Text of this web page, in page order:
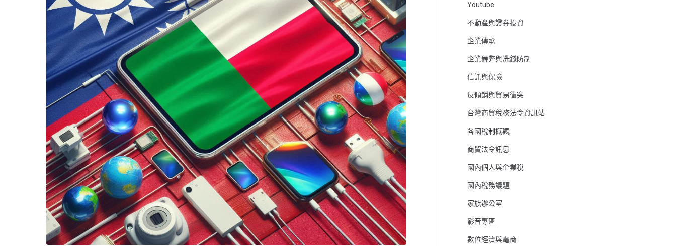
Youtube
不動產與證券投資
企業傳承
企業舞弊與洗錢防制
信託與保險
反傾銷與貿易衝突
台灣商貿稅務法令資訊站
各國稅制概觀
商貿法令訊息
國內個人與企業稅
國內稅務議題
家族辦公室
影音專區
數位經濟與電商